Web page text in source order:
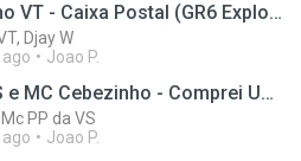
MC Joãozinho VT - Caixa Postal (GR6 Explode) Djay W
Djay W
Joao P.
MC PP DA VS e MC Cebezinho - Comprei Uma Meia Meia (GR6 Filmes) DJ Oreia
PP da VS
Joao P.